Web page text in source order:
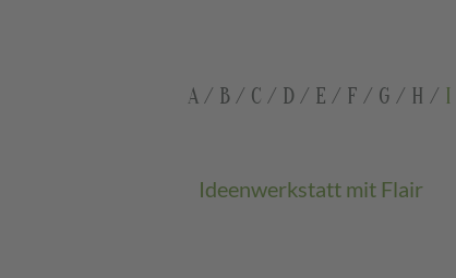
A / B / C / D / E / F / G / H / I
Ideenwerkstatt mit Flair